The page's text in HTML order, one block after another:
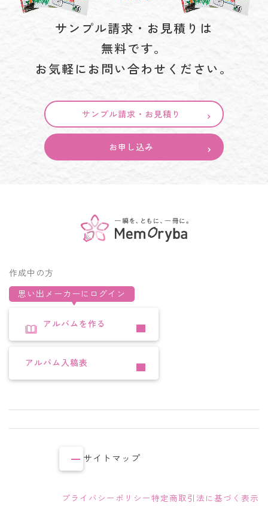
サンプル請求・お見積りは
無料です。
お気軽にお問い合わせください。
サンプル請求・お見積り
お申し込み
作成中の方
思い出メーカーにログイン
アルバムを作る
アルバム入稿表
サイトマップ
プライバシーポリシー特定商取引法に基づく表示